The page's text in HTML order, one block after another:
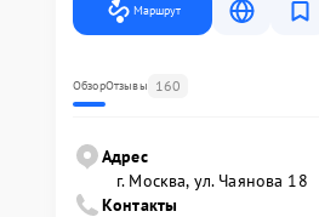
Маршрут
ОбзорОтзывы 160
Адрес
г. Москва, ул. Чаянова 18
Контакты